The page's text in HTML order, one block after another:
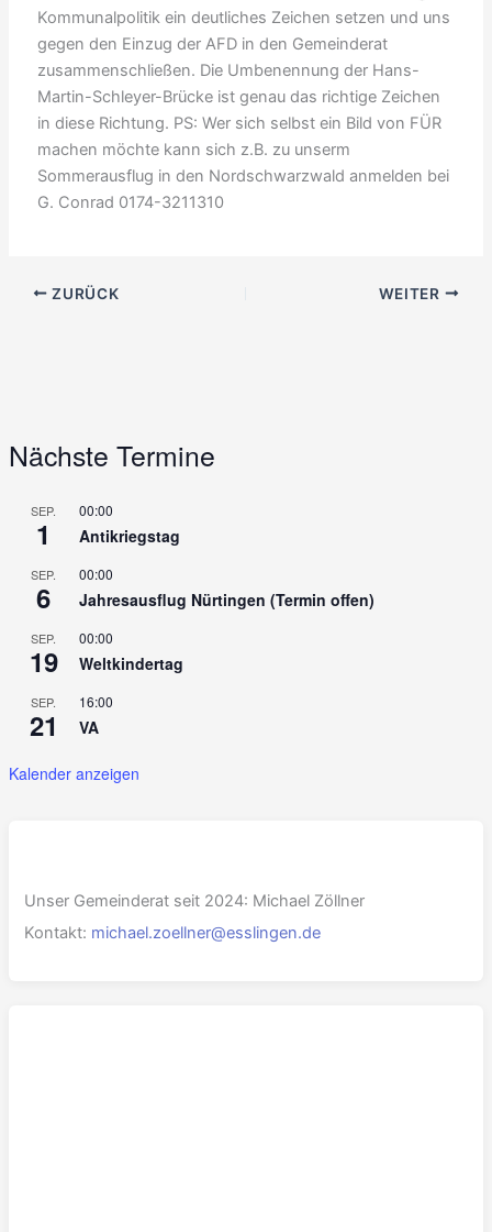
Kommunalpolitik ein deutliches Zeichen setzen und uns
gegen den Einzug der AFD in den Gemeinderat
zusammenschließen. Die Umbenennung der Hans-
Martin-Schleyer-Brücke ist genau das richtige Zeichen
in diese Richtung. PS: Wer sich selbst ein Bild von FÜR
machen möchte kann sich z.B. zu unserm
Sommerausflug in den Nordschwarzwald anmelden bei
G. Conrad 0174-3211310
ZURÜCK WEITER
Nächste Termine
SEP.
1
00:00
Antikriegstag
SEP.
6
00:00
Jahresausflug Nürtingen (Termin offen)
SEP.
19
00:00
Weltkindertag
SEP.
21
16:00
VA
Kalender anzeigen
Unser Gemeinderat seit 2024: Michael Zöllner
Kontakt: michael.zoellner@esslingen.de